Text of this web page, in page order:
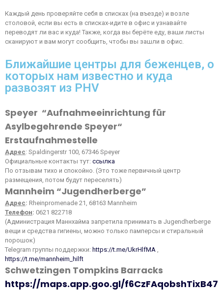
Каждый день проверяйте себя в списках (на въезде) и возле
столовой, если вы есть в списках-идите в офис и узнавайте
переводят ли вас и куда! Также, когда вы берёте еду, ваши листы
сканируют и вам могут сообщить, чтобы вы зашли в офис.
Ближайшие центры для беженцев, о
которых нам известно и куда
развозят из PHV
Speyer “Aufnahmeeinrichtung für
Asylbegehrende Speyer“
Erstaufnahmestelle
Адрес: Spaldingerstr 100, 67346 Speyer
Официальные контакты тут: ссылка
По отзывам тихо и спокойно. (Это тоже первичный центр
размещения, потом будут переселять)
Mannheim “Jugendherberge”
Адрес: Rheinpromenade 21, 68163 Mannheim
Телефон: 0621 822718
(Администрация Маннхайма запретила принимать в Jugendherberge
вещи и средства гигиены, можно только памперсы и стиральный
порошок)
Telegram группы поддержки: https://t.me/UkrHlfMA
https://t.me/mannheim_hilft
Schwetzingen Tompkins Barracks
https://maps.app.goo.gl/f6CzFAqobshTixB47